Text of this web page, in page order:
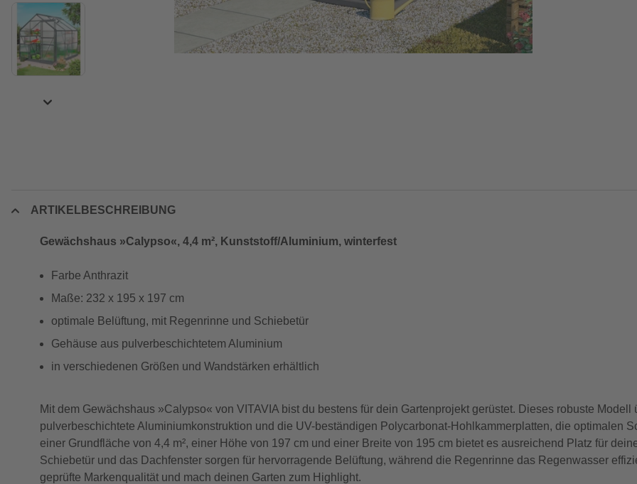
ARTIKELBESCHREIBUNG
Gewächshaus »Calypso«, 4,4 m², Kunststoff/Aluminium, winterfest
Farbe Anthrazit
Maße: 232 x 195 x 197 cm
optimale Belüftung, mit Regenrinne und Schiebetür
Gehäuse aus pulverbeschichtetem Aluminium
in verschiedenen Größen und Wandstärken erhältlich
Mit dem Gewächshaus »Calypso« von VITAVIA bist du bestens für dein Gartenprojekt gerüstet. Dieses robuste Modell
pulverbeschichtete Aluminiumkonstruktion und die UV-beständigen Polycarbonat-Hohlkammerplatten, die optimalen
einer Grundfläche von 4,4 m², einer Höhe von 197 cm und einer Breite von 195 cm bietet es ausreichend Platz für
Schiebetür und das Dachfenster sorgen für hervorragende Belüftung, während die Regenrinne das Regenwasser
geprüfte Markenqualität und mach deinen Garten zum Highlight.